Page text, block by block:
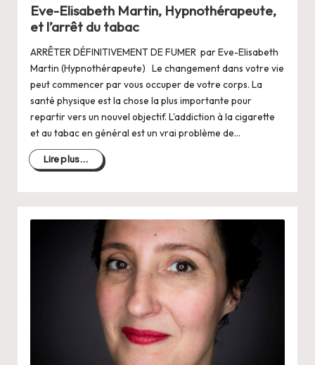
Eve-Elisabeth Martin, Hypnothérapeute,
et l’arrêt du tabac
ARRÊTER DÉFINITIVEMENT DE FUMER par Eve-Elisabeth
Martin (Hypnothérapeute) Le changement dans votre vie
peut commencer par vous occuper de votre corps. La
santé physique est la chose la plus importante pour
repartir vers un nouvel objectif. L'addiction à la cigarette
et au tabac en général est un vrai problème de…
Lire plus...